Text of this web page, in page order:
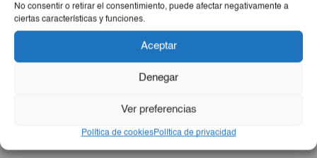
No consentir o retirar el consentimiento, puede afectar negativamente a
ciertas características y funciones.
Aceptar
Denegar
Ver preferencias
Política de cookiesPolítica de privacidad
Otros También Compraron
era:
precio
es:
€60,93.
Espátula Carrocero 4 PCS Inoxidable
€6,50
precio
original
€4,55
precio
actual